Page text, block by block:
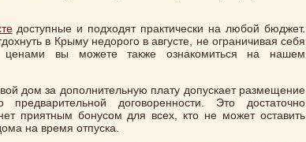
доступные и подходят практически на любой бюджет.
в Крыму недорого в августе, не ограничивая себя
вы можете также ознакомиться на нашем
дом за дополнительную плату допускает размещение
договоренности. Это достаточно
приятным бонусом для всех, кто не может оставить
на время отпуска.